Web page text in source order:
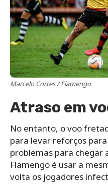
Marcelo Cortes / Flamengo
Atraso em
No entanto, o voo
para levar reforços
problemas para chegar
Flamengo é usar a
volta os jogadores